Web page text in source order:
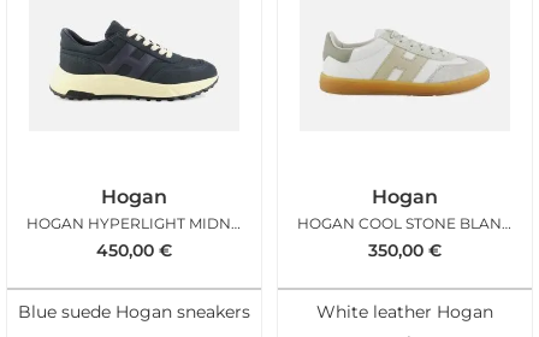
Hogan
HOGAN HYPERLIGHT MIDNIGHT BLUE
450,00 €
Blue suede Hogan sneakers
Hogan
HOGAN COOL STONE BLANC BEIGE
350,00 €
White leather Hogan